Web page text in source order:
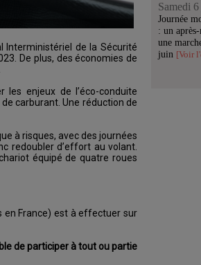
Interministériel de la Sécurité
De plus, des économies de
enjeux de l’éco-conduite
carburant. Une réduction de
à risques, avec des journées
redoubler d’effort au volant.
équipé de quatre roues
en France) est à effectuer sur
de participer à tout ou partie
Samedi
Journée
: un
une
juin [Voir